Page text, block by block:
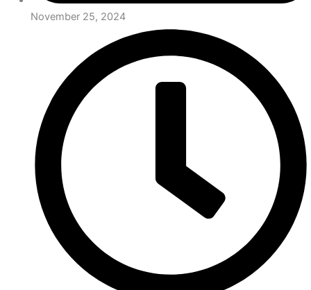
November 25, 2024